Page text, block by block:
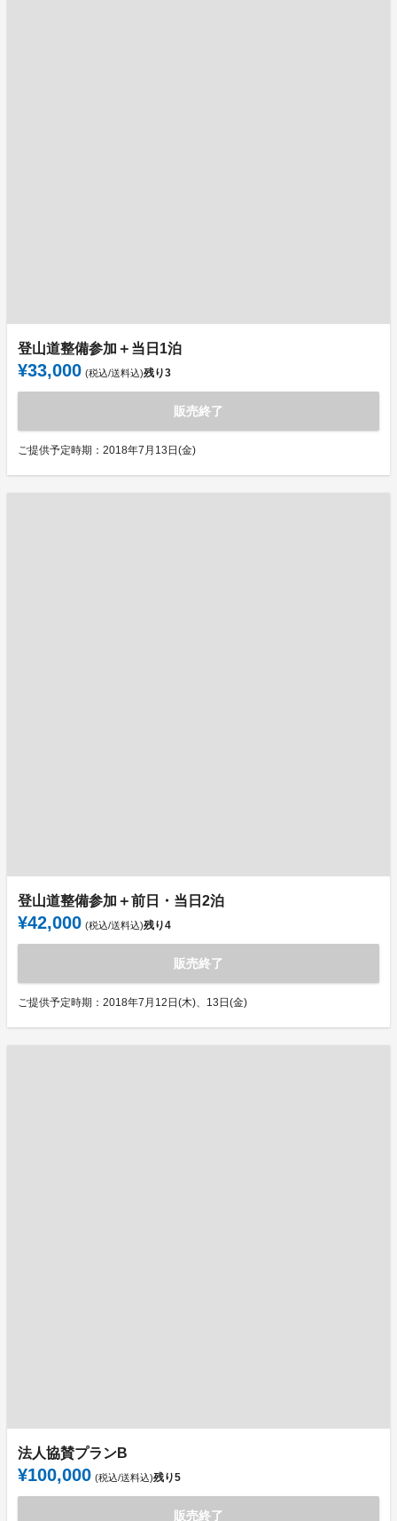
登山道整備参加＋当日1泊
¥33,000 (税込/送料込)残り3
販売終了
ご提供予定時期：2018年7月13日(金)
登山道整備参加＋前日・当日2泊
¥42,000 (税込/送料込)残り4
販売終了
ご提供予定時期：2018年7月12日(木)、13日(金)
法人協賛プランB
¥100,000 (税込/送料込)残り5
販売終了